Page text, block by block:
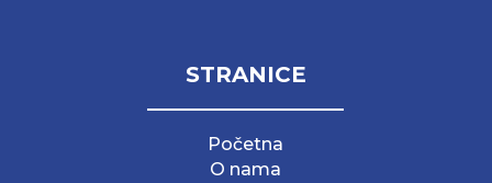
STRANICE
Početna
O nama